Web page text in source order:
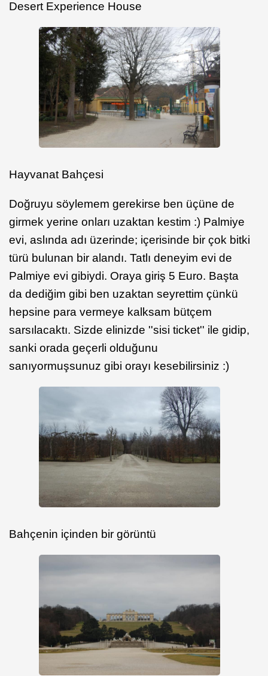
Desert Experience House
Hayvanat Bahçesi
Doğruyu söylemem gerekirse ben üçüne de
girmek yerine onları uzaktan kestim :) Palmiye
evi, aslında adı üzerinde; içerisinde bir çok bitki
türü bulunan bir alandı. Tatlı deneyim evi de
Palmiye evi gibiydi. Oraya giriş 5 Euro. Başta
da dediğim gibi ben uzaktan seyrettim çünkü
hepsine para vermeye kalksam bütçem
sarsılacaktı. Sizde elinizde ''sisi ticket'' ile gidip,
sanki orada geçerli olduğunu
sanıyormuşsunuz gibi orayı kesebilirsiniz :)
Bahçenin içinden bir görüntü